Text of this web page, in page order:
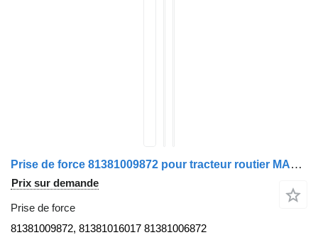
Prise de force 81381009872 pour tracteur routier MAN TGX
Prix sur demande
Prise de force
81381009872, 81381016017 81381006872